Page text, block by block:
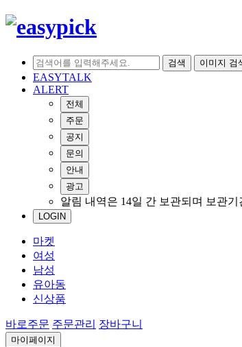
검색 이미지 검
EASYTALK
ALERT
전체
주문
공지
문의
안내
광고
알림 내역은 14일 간 보관되며 보관
LOGIN
마켓
여성
남성
유아동
신상품
바로주문 주문관리 장바구니
마이페이지